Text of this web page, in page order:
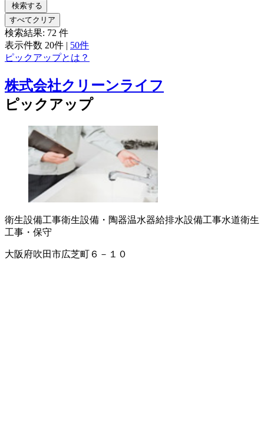
検索する
すべてクリア
検索結果: 72 件
表示件数 20件 | 50件
ピックアップとは？
株式会社クリーンライフ
ピックアップ
衛生設備工事衛生設備・陶器温水器給排水設備工事水道衛生
工事・保守
大阪府吹田市広芝町６－１０